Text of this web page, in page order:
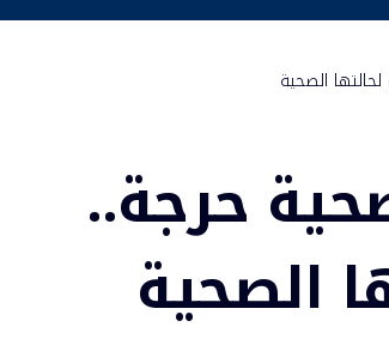
الصحية
حرجة..
الصحية